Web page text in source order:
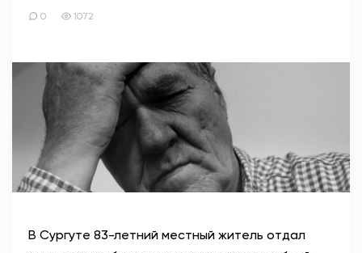
АНТИТЕРРОР
НОВОСТИ
ОФИЦИАЛЬНО
82,17 94,84
0 1072
В Сургуте 83-летний местный житель отдал